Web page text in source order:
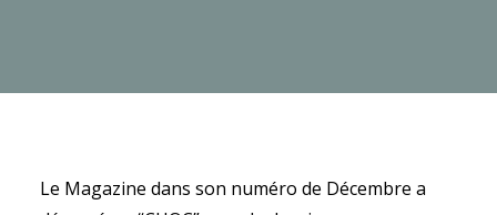
Le Magazine dans son numéro de Décembre a